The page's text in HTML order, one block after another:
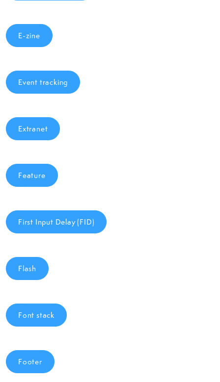
E-zine
Event tracking
Extranet
Feature
First Input Delay (FID)
Flash
Font stack
Footer